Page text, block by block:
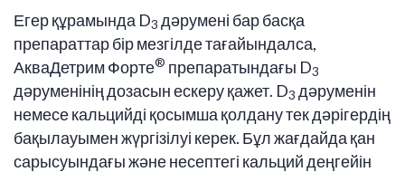
Егер құрамында D3 дәрумені бар басқа
препараттар бір мезгілде тағайындалса,
АкваДетрим Форте® препаратындағы D3
дәруменінің дозасын ескеру қажет. D3 дәруменін
немесе кальцийді қосымша қолдану тек дәрігердің
бақылауымен жүргізілуі керек. Бұл жағдайда қан
сарысуындағы және несептегі кальций деңгейін